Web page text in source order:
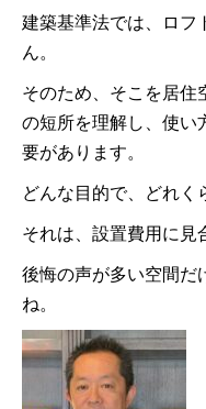
建築基準法では、ロフ
ん。
そのため、そこを居住
の短所を理解し、使い
要があります。
どんな目的で、どれく
それは、設置費用に見
後悔の声が多い空間だ
ね。